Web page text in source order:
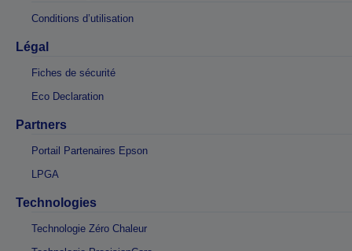
Conditions d’utilisation
Légal
Fiches de sécurité
Eco Declaration
Partners
Portail Partenaires Epson
LPGA
Technologies
Technologie Zéro Chaleur